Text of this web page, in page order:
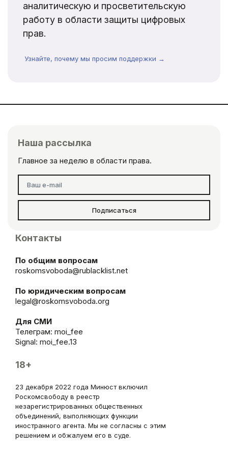
аналитическую и просветительскую
работу в области защиты цифровых
прав.
Узнайте, почему мы просим поддержки →
Наша рассылка
Главное за неделю в области права.
Подписаться
Контакты
По общим вопросам
roskomsvoboda@rublacklist.net
По юридическим вопросам
legal@roskomsvoboda.org
Для СМИ
Телеграм: moi_fee
Signal: moi_fee.13
18+
23 декабря 2022 года Минюст включил
Роскомсвободу в реестр
незарегистрированных общественных
объединений, выполняющих функции
иностранного агента. Мы не согласны с этим
решением и обжалуем его в суде.